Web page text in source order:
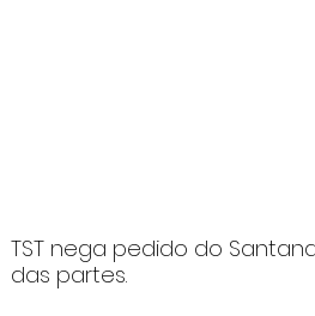
TST nega pedido do
das partes.